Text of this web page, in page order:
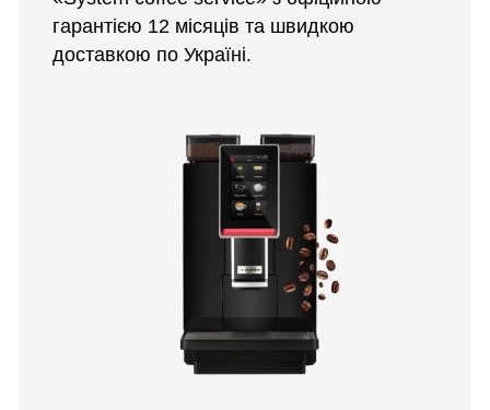
гарантією 12 місяців та швидкою
доставкою по Україні.